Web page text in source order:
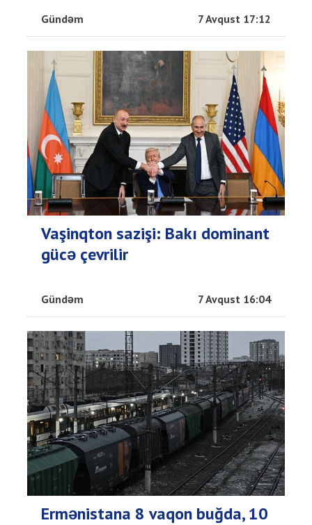
Gündəm 7 Avqust 17:12
Vaşinqton sazişi: Bakı dominant
gücə çevrilir
Gündəm 7 Avqust 16:04
Ermənistana 8 vaqon buğda, 10